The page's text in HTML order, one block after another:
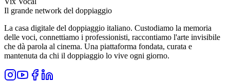
Il grande network del doppiaggio
La casa digitale del doppiaggio italiano. Custodiamo la memoria
delle voci, connettiamo i professionisti, raccontiamo l'arte invisibile
che dà parola al cinema. Una piattaforma fondata, curata e
mantenuta da chi il doppiaggio lo vive ogni giorno.